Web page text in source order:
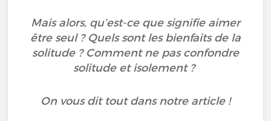
Mais alors, qu’est-ce que signifie aimer
être seul ? Quels sont les bienfaits de la
solitude ? Comment ne pas confondre
solitude et isolement ?
On vous dit tout dans notre article !